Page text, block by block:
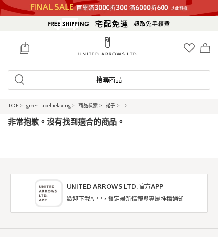
搜尋商品
TOP > green label relaxing > 商品檢索 > 裙子 > >
非常抱歉。沒有找到適合的商品。
UNITED ARROWS LTD. 官方APP
歡迎下載APP，鎖定最新情報與專屬推播通知